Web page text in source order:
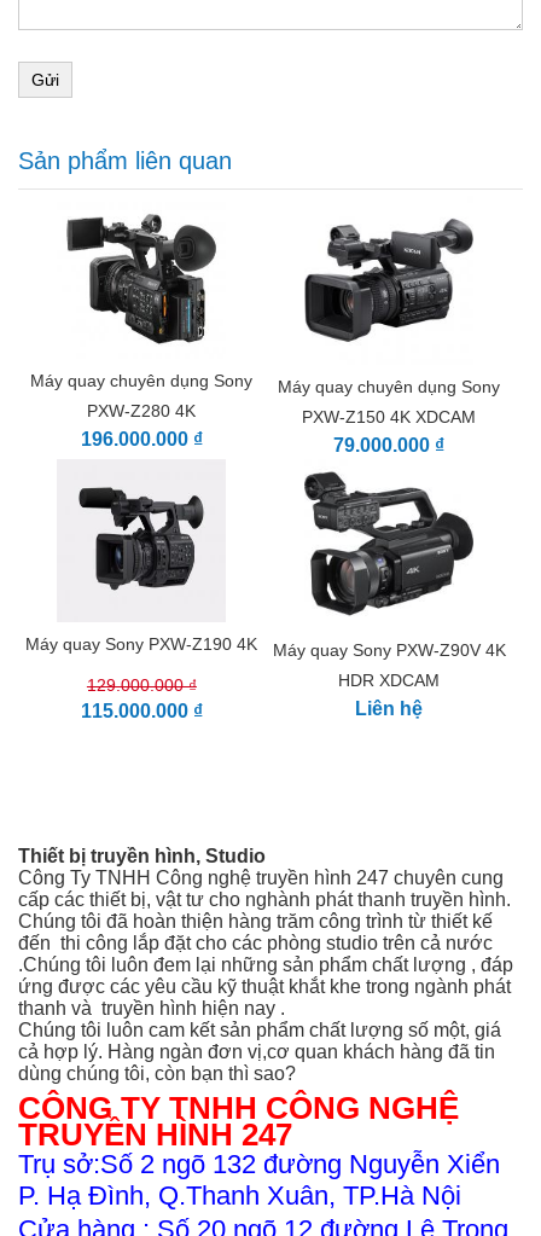
Gửi
Sản phẩm liên quan
Máy quay chuyên dụng Sony
PXW-Z280 4K
196.000.000 ₫
Máy quay chuyên dụng Sony
PXW-Z150 4K XDCAM
79.000.000 ₫
Máy quay Sony PXW-Z190 4K
129.000.000 ₫
115.000.000 ₫
Máy quay Sony PXW-Z90V 4K
HDR XDCAM
Liên hệ
Thiết bị truyền hình, Studio
Công Ty TNHH Công nghệ truyền hình 247 chuyên cung
cấp các thiết bị, vật tư cho nghành phát thanh truyền hình.
Chúng tôi đã hoàn thiện hàng trăm công trình từ thiết kế
đến thi công lắp đặt cho các phòng studio trên cả nước
.Chúng tôi luôn đem lại những sản phẩm chất lượng , đáp
ứng được các yêu cầu kỹ thuật khắt khe trong ngành phát
thanh và truyền hình hiện nay .
Chúng tôi luôn cam kết sản phẩm chất lượng số một, giá
cả hợp lý. Hàng ngàn đơn vị,cơ quan khách hàng đã tin
dùng chúng tôi, còn bạn thì sao?
CÔNG TY TNHH CÔNG NGHỆ
TRUYỀN HÌNH 247
Trụ sở:Số 2 ngõ 132 đường Nguyễn Xiển
P. Hạ Đình, Q.Thanh Xuân, TP.Hà Nội
Cửa hàng : Số 20 ngõ 12 đường Lê Trọng